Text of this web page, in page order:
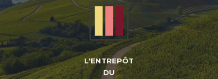
L'ENTREPÔT
DU